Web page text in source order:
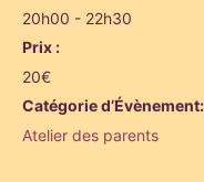
20h00 - 22h30
Prix :
20€
Catégorie d’Évènement:
Atelier des parents